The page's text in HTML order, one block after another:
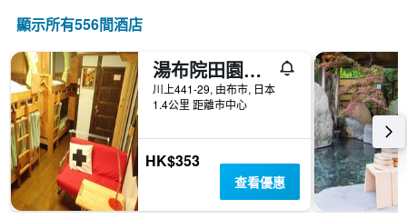
天
找
到
的
本
週
末
房
平
圖
表
具
有
1Y
軸，
顯
示
房
間
平
均
顯示所有556間酒店
湯布院田園路青年旅舍
川上441-29, 由布市, 日本
1.4公里 距離市中心
HK$353
查看優惠